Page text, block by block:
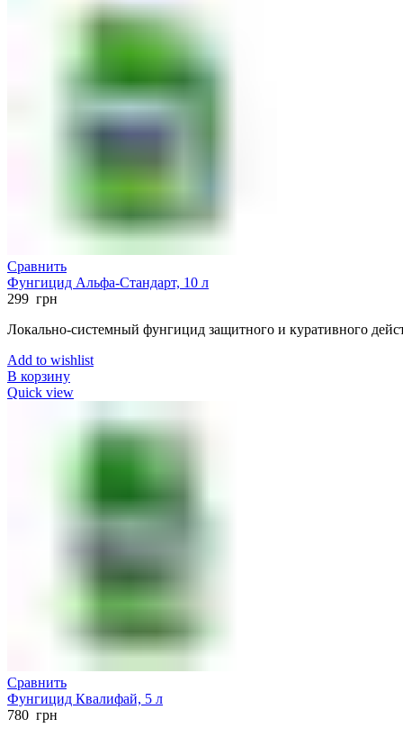
Сравнить
Фунгицид Альфа-Стандарт, 10 л
299 грн
Локально-системный фунгицид защитного и куративного
Add to wishlist
В корзину
Quick view
Сравнить
Фунгицид Квалифай, 5 л
780 грн